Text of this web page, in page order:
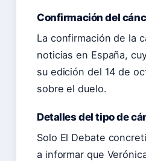
Confirmación del
La confirmación de la
noticias en España,
su edición del 14 de
sobre el duelo.
Detalles del tipo de
Solo El Debate
a informar que